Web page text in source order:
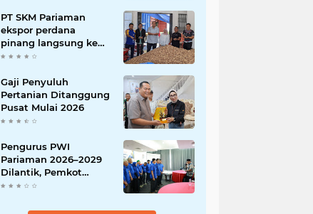
PT SKM Pariaman
ekspor perdana
pinang langsung ke
India
Gaji Penyuluh
Pertanian Ditanggung
Pusat Mulai 2026
Pengurus PWI
Pariaman 2026–2029
Dilantik, Pemkot
Tekankan Sinergi dan